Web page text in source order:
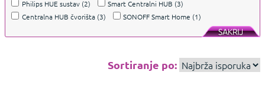
Philips HUE sustav (2) Smart Centralni HUB (3)
Centralna HUB čvorišta (3) SONOFF Smart Home (1)
Sortiranje po: